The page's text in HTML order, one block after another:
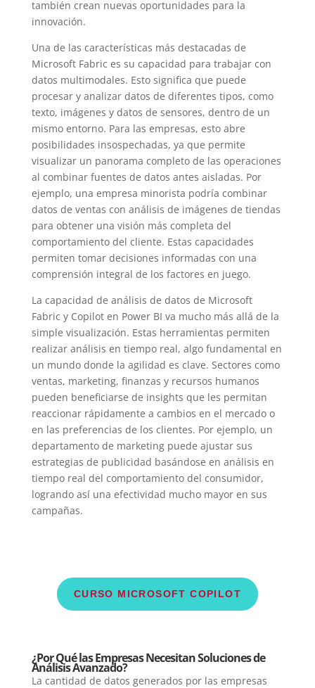
también crean nuevas oportunidades para la
innovación.
Una de las características más destacadas de
Microsoft Fabric es su capacidad para trabajar con
datos multimodales. Esto significa que puede
procesar y analizar datos de diferentes tipos, como
texto, imágenes y datos de sensores, dentro de un
mismo entorno. Para las empresas, esto abre
posibilidades insospechadas, ya que permite
visualizar un panorama completo de las operaciones
al combinar fuentes de datos antes aisladas. Por
ejemplo, una empresa minorista podría combinar
datos de ventas con análisis de imágenes de tiendas
para obtener una visión más completa del
comportamiento del cliente. Estas capacidades
permiten tomar decisiones informadas con una
comprensión integral de los factores en juego.
La capacidad de análisis de datos de Microsoft
Fabric y Copilot en Power BI va mucho más allá de la
simple visualización. Estas herramientas permiten
realizar análisis en tiempo real, algo fundamental en
un mundo donde la agilidad es clave. Sectores como
ventas, marketing, finanzas y recursos humanos
pueden beneficiarse de insights que les permitan
reaccionar rápidamente a cambios en el mercado o
en las preferencias de los clientes. Por ejemplo, un
departamento de marketing puede ajustar sus
estrategias de publicidad basándose en análisis en
tiempo real del comportamiento del consumidor,
logrando así una efectividad mucho mayor en sus
campañas.
CURSO MICROSOFT COPILOT
¿Por Qué las Empresas Necesitan Soluciones de
Análisis Avanzado?
La cantidad de datos generados por las empresas